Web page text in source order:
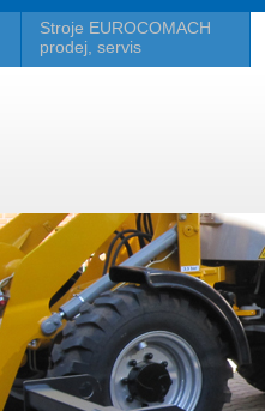
Stroje EUROCOMACH
prodej, servis